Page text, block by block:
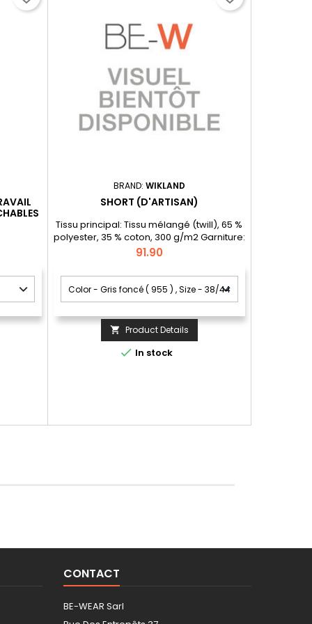
BRAND: WIKLAND
SHORT (D'ARTISAN)
Tissu principal: Tissu mélangé (twill), 65 %
polyester, 35 % coton, 300 g/m2 Garniture:
CORDURA®-nylon, 97 % polyamide, 3 %
Price
91.90
 Product Details
 In stock
CONTACT
BE-WEAR Sarl